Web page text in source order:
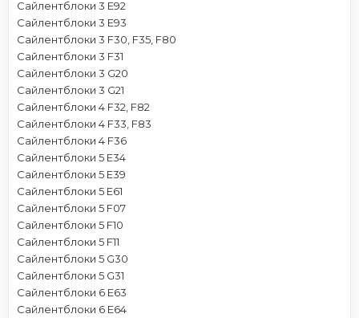
Сайлентблоки 3 E92
Сайлентблоки 3 E93
Сайлентблоки 3 F30, F35, F80
Сайлентблоки 3 F31
Сайлентблоки 3 G20
Сайлентблоки 3 G21
Сайлентблоки 4 F32, F82
Сайлентблоки 4 F33, F83
Сайлентблоки 4 F36
Сайлентблоки 5 E34
Сайлентблоки 5 E39
Сайлентблоки 5 E61
Сайлентблоки 5 F07
Сайлентблоки 5 F10
Сайлентблоки 5 F11
Сайлентблоки 5 G30
Сайлентблоки 5 G31
Сайлентблоки 6 E63
Сайлентблоки 6 E64